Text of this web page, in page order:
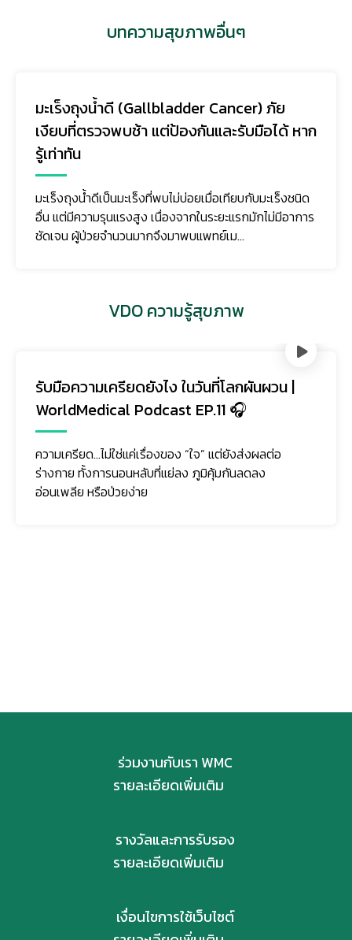
บทความสุขภาพอื่นๆ
มะเร็งถุงน้ำดี (Gallbladder Cancer) ภัย
เงียบที่ตรวจพบช้า แต่ป้องกันและรับมือได้ หาก
รู้เท่าทัน
มะเร็งถุงน้ำดีเป็นมะเร็งที่พบไม่บ่อยเมื่อเทียบกับมะเร็งชนิด
อื่น แต่มีความรุนแรงสูง เนื่องจากในระยะแรกมักไม่มีอาการ
ชัดเจน ผู้ป่วยจำนวนมากจึงมาพบแพทย์เม...
VDO ความรู้สุขภาพ
รับมือความเครียดยังไง ในวันที่โลกผันผวน |
WorldMedical Podcast EP.11 🎧
ความเครียด…ไม่ใช่แค่เรื่องของ “ใจ” แต่ยังส่งผลต่อ
ร่างกาย ทั้งการนอนหลับที่แย่ลง ภูมิคุ้มกันลดลง
อ่อนเพลีย หรือป่วยง่าย
ร่วมงานกับเรา WMC
รายละเอียดเพิ่มเติม
รางวัลและการรับรอง
รายละเอียดเพิ่มเติม
เงื่อนไขการใช้เว็บไซต์